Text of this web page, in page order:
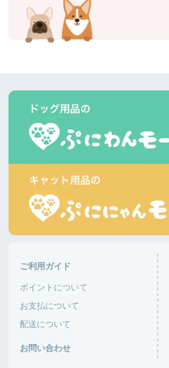
ご利用ガイド
ポイントについて
お支払について
配送について
お問い合わせ